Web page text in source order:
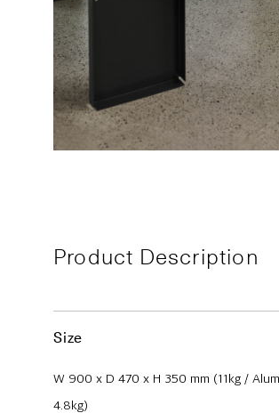
Product Description
Size
W 900 x D 470 x H 350 mm (11kg /
4.8kg)